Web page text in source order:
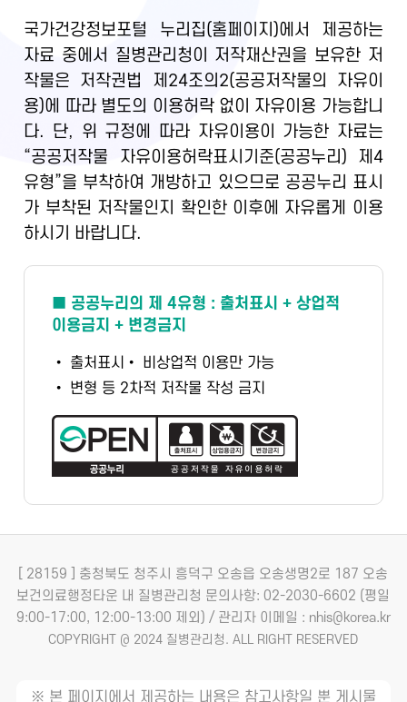
국가건강정보포털 누리집(홈페이지)에서 제공하는
자료 중에서 질병관리청이 저작재산권을 보유한 저
작물은 저작권법 제24조의2(공공저작물의 자유이
용)에 따라 별도의 이용허락 없이 자유이용 가능합니
다. 단, 위 규정에 따라 자유이용이 가능한 자료는
“공공저작물 자유이용허락표시기준(공공누리) 제4
유형”을 부착하여 개방하고 있으므로 공공누리 표시
가 부착된 저작물인지 확인한 이후에 자유롭게 이용
하시기 바랍니다.
■ 공공누리의 제 4유형 : 출처표시 + 상업적
이용금지 + 변경금지
• 출처표시 • 비상업적 이용만 가능
• 변형 등 2차적 저작물 작성 금지
[ 28159 ] 충청북도 청주시 흥덕구 오송읍 오송생명2로 187 오송
보건의료행정타운 내 질병관리청 문의사항: 02-2030-6602 (평일
9:00-17:00, 12:00-13:00 제외) / 관리자 이메일 : nhis@korea.kr
COPYRIGHT @ 2024 질병관리청. ALL RIGHT RESERVED
※ 본 페이지에서 제공하는 내용은 참고사항일 뿐 게시물